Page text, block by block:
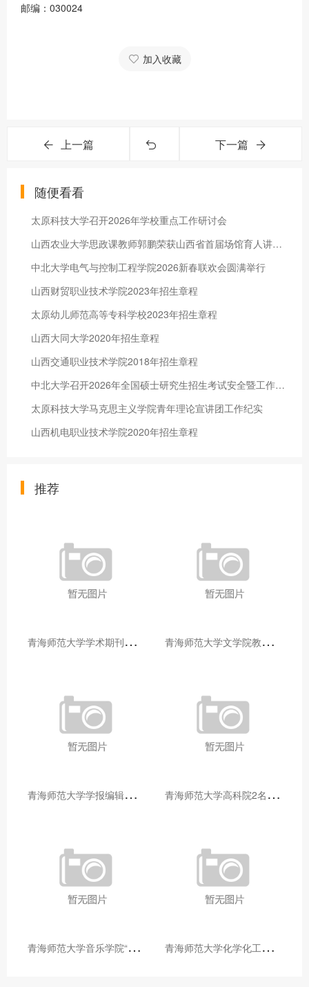
邮编：030024
加入收藏
上一篇 下一篇
随便看看
太原科技大学召开2026年学校重点工作研讨会
山西农业大学思政课教师郭鹏荣获山西省首届场馆育人讲解大赛一等奖
中北大学电气与控制工程学院2026新春联欢会圆满举行
山西财贸职业技术学院2023年招生章程
太原幼儿师范高等专科学校2023年招生章程
山西大同大学2020年招生章程
山西交通职业技术学院2018年招生章程
中北大学召开2026年全国硕士研究生招生考试安全暨工作布置会
太原科技大学马克思主义学院青年理论宣讲团工作纪实
山西机电职业技术学院2020年招生章程
推荐
青
海师范大学学术期刊两个专栏入选2025年青海省期刊重点专栏 青
海师范大学文学院教师赴山东省相关高校和学术机构交流学习
青
海师范大学学报编辑部赴大通县城关镇上毛佰胜村开展帮扶慰问活动 青
海师范大学高科院2名专家当选中国科学院院士
青
海师范大学音乐学院“青舞华章”本科舞蹈专业中期汇报圆满落幕 青
海师范大学化学化工学院开展铸牢中华民族共同体意识大讲堂活动